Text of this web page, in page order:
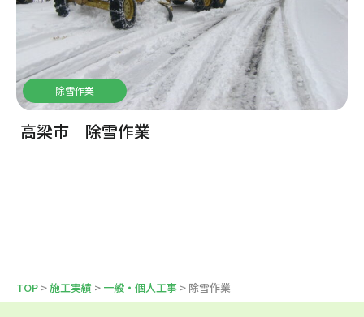
除雪作業
高梁市 除雪作業
TOP >施工実績 > 一般・個人工事 > 除雪作業